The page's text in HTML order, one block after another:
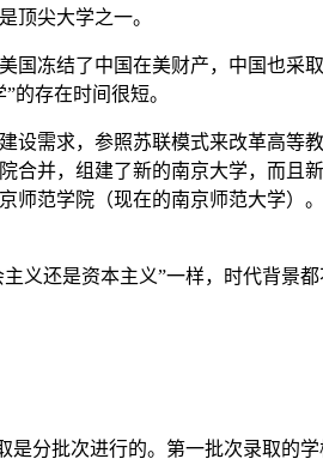
顶尖大学之一。
国冻结了中国在美财产，中国也
的存在时间很短。
需求，参照苏联模式来改革高等
并，组建了新的南京大学，而
范学院（现在的南京师范大学
义还是资本主义”一样，时代背景
分批次进行的。第一批次录取的